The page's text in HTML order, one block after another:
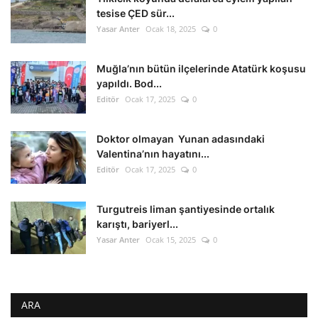
tesise ÇED sür...
Yasar Anter Ocak 18, 2025 0
Muğla’nın bütün ilçelerinde Atatürk koşusu
yapıldı. Bod...
Editör Ocak 17, 2025 0
Doktor olmayan Yunan adasındaki
Valentina’nın hayatını...
Editör Ocak 17, 2025 0
Turgutreis liman şantiyesinde ortalık
karıştı, bariyerl...
Yasar Anter Ocak 15, 2025 0
ARA